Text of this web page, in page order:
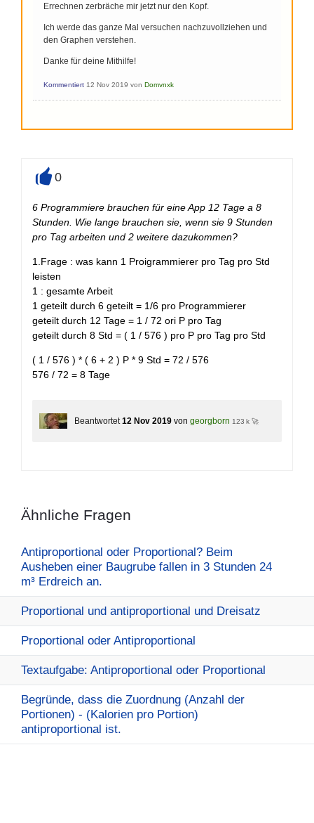
Errechnen zerbräche mir jetzt nur den Kopf.
Ich werde das ganze Mal versuchen nachzuvollziehen und
den Graphen verstehen.
Danke für deine Mithilfe!
Kommentiert 12 Nov 2019 von Domvnxk
0
6 Programmiere brauchen für eine App 12 Tage a 8
Stunden. Wie lange brauchen sie, wenn sie 9 Stunden
pro Tag arbeiten und 2 weitere dazukommen?
1.Frage : was kann 1 Proigrammierer pro Tag pro Std
leisten
1 : gesamte Arbeit
1 geteilt durch 6 geteilt = 1/6 pro Programmierer
geteilt durch 12 Tage = 1 / 72 ori P pro Tag
geteilt durch 8 Std = ( 1 / 576 ) pro P pro Tag pro Std
( 1 / 576 ) * ( 6 + 2 ) P * 9 Std = 72 / 576
576 / 72 = 8 Tage
Beantwortet 12 Nov 2019 von georgborn 123 k 🚀
Ähnliche Fragen
Antiproportional oder Proportional? Beim
Ausheben einer Baugrube fallen in 3 Stunden 24
m³ Erdreich an.
Proportional und antiproportional und Dreisatz
Proportional oder Antiproportional
Textaufgabe: Antiproportional oder Proportional
Begründe, dass die Zuordnung (Anzahl der
Portionen) - (Kalorien pro Portion)
antiproportional ist.